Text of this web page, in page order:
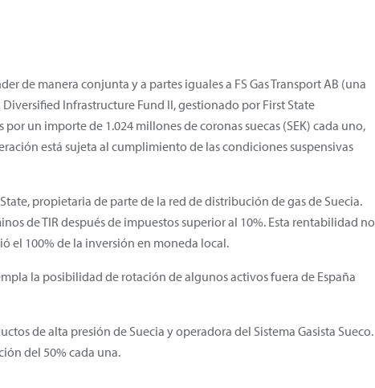
de manera conjunta y a partes iguales a FS Gas Transport AB (una
Infrastructure Fund II, gestionado por First State
un importe de 1.024 millones de coronas suecas (SEK) cada uno,
está sujeta al cumplimiento de las condiciones suspensivas
propietaria de parte de la red de distribución de gas de Suecia.
de TIR después de impuestos superior al 10%. Esta rentabilidad no
el 100% de la inversión en moneda local.
la posibilidad de rotación de algunos activos fuera de España
de alta presión de Suecia y operadora del Sistema Gasista Sueco.
del 50% cada una.